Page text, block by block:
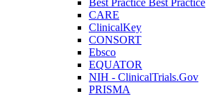
CARE
ClinicalKey
CONSORT
Ebsco
EQUATOR
NIH - ClinicalTrials.Gov
PRISMA